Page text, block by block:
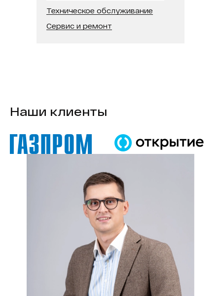
Техническое обслуживание
Сервис и ремонт
Наши клиенты